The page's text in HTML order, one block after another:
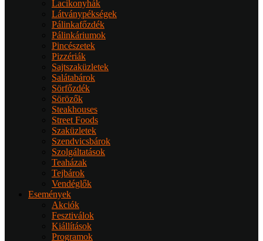
Lacikonyhák
Látványpékségek
Pálinkafőzdék
Pálinkáriumok
Pincészetek
Pizzériák
Sajtszaküzletek
Salátabárok
Sörfőzdék
Sörözők
Steakhouses
Street Foods
Szaküzletek
Szendvicsbárok
Szolgáltatások
Teaházak
Tejbárok
Vendéglők
Események
Akciók
Fesztiválok
Kiállítások
Programok